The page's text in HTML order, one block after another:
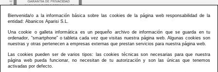
ABANICOS APARISI S.L. ha recibido por parte de La Generalitat Valenciana, la cantidad de
100.000 € en apoyo al proyecto HISOLV/2021/3933/46 del PLAN EMPRESARIAL “PLAN RESISITIR
Bienvenida/o a la información básica sobre las cookies de la página web responsabilidad de la
entidad: Abanicos Aparisi S.L.
Una cookie o galleta informática es un pequeño archivo de información que se guarda en tu
ordenador, “smartphone” o tableta cada vez que visitas nuestra página web. Algunas cookies son
nuestras y otras pertenecen a empresas externas que prestan servicios para nuestra página web.
Las cookies pueden ser de varios tipos: las cookies técnicas son necesarias para que nuestra
página web pueda funcionar, no necesitan de tu autorización y son las únicas que tenemos
activadas por defecto.